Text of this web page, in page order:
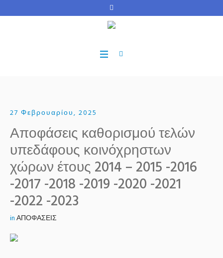
27 Φεβρουαρίου, 2025
Αποφάσεις καθορισμού τελών
υπεδάφους κοινόχρηστων
χώρων έτους 2014 – 2015 -2016
-2017 -2018 -2019 -2020 -2021
-2022 -2023
inΑΠΟΦΑΣΕΙΣ